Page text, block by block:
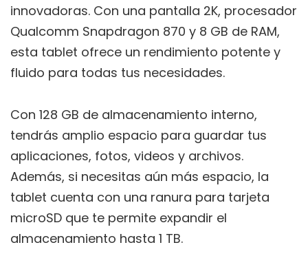
innovadoras. Con una pantalla 2K, procesador
Qualcomm Snapdragon 870 y 8 GB de RAM,
esta tablet ofrece un rendimiento potente y
fluido para todas tus necesidades.
Con 128 GB de almacenamiento interno,
tendrás amplio espacio para guardar tus
aplicaciones, fotos, videos y archivos.
Además, si necesitas aún más espacio, la
tablet cuenta con una ranura para tarjeta
microSD que te permite expandir el
almacenamiento hasta 1 TB.